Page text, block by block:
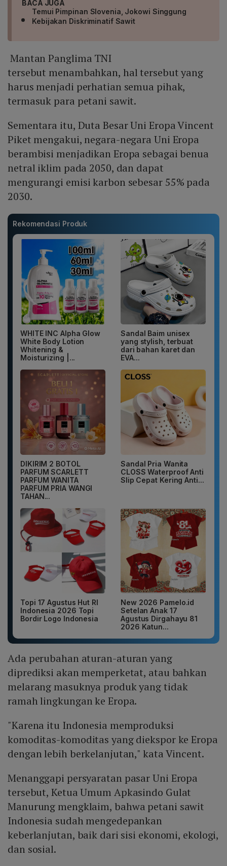
BACA JUGA
Temui Pimpinan Slovenia, Jokowi Singgung
Kebijakan Diskriminatif Sawit
Mantan Panglima TNI
tersebut menambahkan, hal tersebut yang
harus menjadi perhatian semua pihak,
termasuk para petani sawit.
Sementara itu, Duta Besar Uni Eropa Vincent
Piket mengakui, negara-negara Uni Eropa
berambisi menjadikan Eropa sebagai benua
netral iklim pada 2050, dan dapat
mengurangi emisi karbon sebesar 55% pada
2030.
Rekomendasi Produk
WHITE INC Alpha Glow
White Body Lotion
Whitening &
Moisturizing |...
Sandal Baim unisex
yang stylish, terbuat
dari bahan karet dan
EVA...
DIKIRIM 2 BOTOL
PARFUM SCARLETT
PARFUM WANITA
PARFUM PRIA WANGI
TAHAN...
Sandal Pria Wanita
CLOSS Waterproof Anti
Slip Cepat Kering Anti...
Topi 17 Agustus Hut RI
Indonesia 2026 Topi
Bordir Logo Indonesia
New 2026 Pamelo.id
Setelan Anak 17
Agustus Dirgahayu 81
2026 Katun...
Ada perubahan aturan-aturan yang
diprediksi akan memperketat, atau bahkan
melarang masuknya produk yang tidak
ramah lingkungan ke Eropa.
"Karena itu Indonesia memproduksi
komoditas-komoditas yang diekspor ke Eropa
dengan lebih berkelanjutan," kata Vincent.
Menanggapi persyaratan pasar Uni Eropa
tersebut, Ketua Umum Apkasindo Gulat
Manurung mengklaim, bahwa petani sawit
Indonesia sudah mengedepankan
keberlanjutan, baik dari sisi ekonomi, ekologi,
dan sosial.